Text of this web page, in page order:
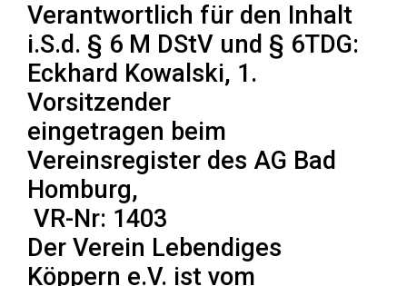
Verantwortlich für den Inhalt
i.S.d. § 6 M DStV und § 6TDG:
Eckhard Kowalski, 1.
Vorsitzender
eingetragen beim
Vereinsregister des AG Bad
Homburg,
VR-Nr: 1403
Der Verein Lebendiges
Köppern e.V. ist vom